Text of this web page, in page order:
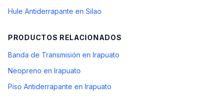
Hule Antiderrapante en Silao
PRODUCTOS RELACIONADOS
Banda de Transmisión en Irapuato
Neopreno en Irapuato
Piso Antiderrapante en Irapuato